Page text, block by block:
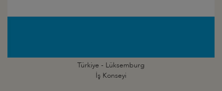
Türkiye - Lüksemburg
İş Konseyi